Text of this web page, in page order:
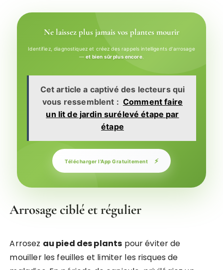
Ne laissez plus jamais vos plantes mourir
Identifiez, diagnostiquez et créez des rappels intelligents d'arrosage
—et bien sûr plus encore.
Cet article a captivé des lecteurs qui
vous ressemblent : Comment faire
un lit de jardin surélevé étape par
étape
Télécharger l'App Gratuitement ⚡
Arrosage ciblé et régulier
Arrosez au pied des plants pour éviter de
mouiller les feuilles et limiter les risques de